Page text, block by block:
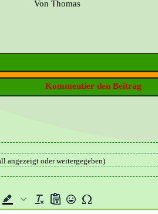
Von Thomas
Kommentier den Beitrag
angezeigt oder weitergegeben)